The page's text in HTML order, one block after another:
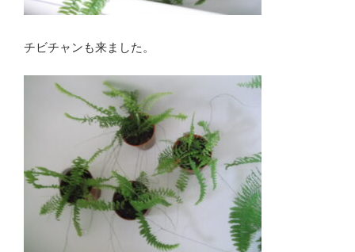
チビチャンも来ました。